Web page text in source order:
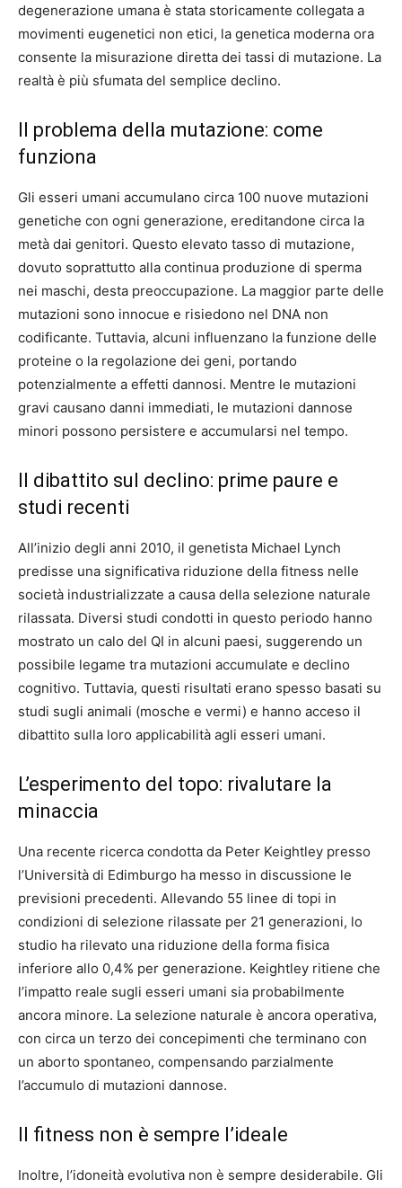
degenerazione umana è stata storicamente collegata a
movimenti eugenetici non etici, la genetica moderna ora
consente la misurazione diretta dei tassi di mutazione. La
realtà è più sfumata del semplice declino.
Il problema della mutazione: come
funziona
Gli esseri umani accumulano circa 100 nuove mutazioni
genetiche con ogni generazione, ereditandone circa la
metà dai genitori. Questo elevato tasso di mutazione,
dovuto soprattutto alla continua produzione di sperma
nei maschi, desta preoccupazione. La maggior parte delle
mutazioni sono innocue e risiedono nel DNA non
codificante. Tuttavia, alcuni influenzano la funzione delle
proteine ​​o la regolazione dei geni, portando
potenzialmente a effetti dannosi. Mentre le mutazioni
gravi causano danni immediati, le mutazioni dannose
minori possono persistere e accumularsi nel tempo.
Il dibattito sul declino: prime paure e
studi recenti
All’inizio degli anni 2010, il genetista Michael Lynch
predisse una significativa riduzione della fitness nelle
società industrializzate a causa della selezione naturale
rilassata. Diversi studi condotti in questo periodo hanno
mostrato un calo del QI in alcuni paesi, suggerendo un
possibile legame tra mutazioni accumulate e declino
cognitivo. Tuttavia, questi risultati erano spesso basati su
studi sugli animali (mosche e vermi) e hanno acceso il
dibattito sulla loro applicabilità agli esseri umani.
L’esperimento del topo: rivalutare la
minaccia
Una recente ricerca condotta da Peter Keightley presso
l’Università di Edimburgo ha messo in discussione le
previsioni precedenti. Allevando 55 linee di topi in
condizioni di selezione rilassate per 21 generazioni, lo
studio ha rilevato una riduzione della forma fisica
inferiore allo 0,4% per generazione. Keightley ritiene che
l’impatto reale sugli esseri umani sia probabilmente
ancora minore. La selezione naturale è ancora operativa,
con circa un terzo dei concepimenti che terminano con
un aborto spontaneo, compensando parzialmente
l’accumulo di mutazioni dannose.
Il fitness non è sempre l’ideale
Inoltre, l’idoneità evolutiva non è sempre desiderabile. Gli